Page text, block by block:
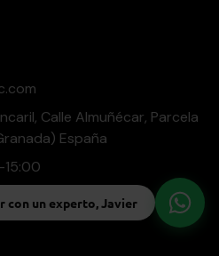
Calle Almuñécar, Parcela
España
con un experto, Javier